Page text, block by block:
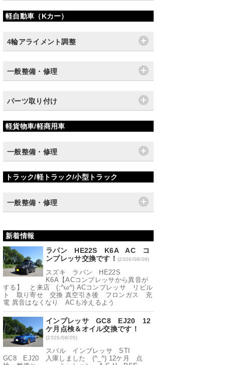
軽自動車（Kカー）
4輪アライメント調整
一般整備・修理
パーツ取り付け
軽貨物車/軽商用車
一般整備・修理
トラック/軽トラック/小型トラック
一般整備・修理
新着情報
ラパン HE22S K6A AC コ
ンプレッサ交換です！ (2026/08/09)
スズキ ラパン HE22S
K6A【ACコンプレッサから異音が
する】 と来店 (;^ω^) ACコンプレッサ リビル
ト 取り寄せ 交換 真空引き後 フロンガス 充
電 異音はなくなり ACも冷えるよう
インプレッサ GC8 EJ20 12
ケ月点検＆オイル交換です！
(2026/08/05)
スバル インプレッサ STI
GC8 EJ20 入庫しました (^_^) 12ケ月 点